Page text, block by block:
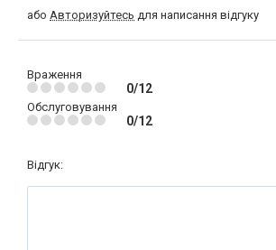
або Авторизуйтесь для написання відгуку
Враження
0/12
Обслуговування
0/12
Відгук: